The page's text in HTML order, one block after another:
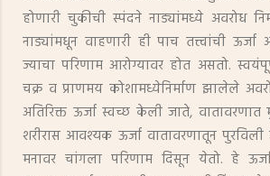
होणारी चुकीची स्पंदने नाड्यांमध्ये अवरोध
नाड्यांमधून वाहणारी ही पाच तत्त्वांची
ज्याचा परिणाम आरोग्यावर होत असतो.
चक्र व प्राणमय कोशामध्येनिर्माण झालेले
अतिरिक्त ऊर्जा स्वच्छ केली जाते,
शरीरास आवश्यक ऊर्जा वातावरणातून
मनावर चांगला परिणाम दिसून येतो. हे